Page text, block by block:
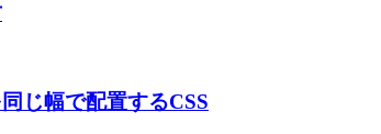
じ幅で配置するCSS